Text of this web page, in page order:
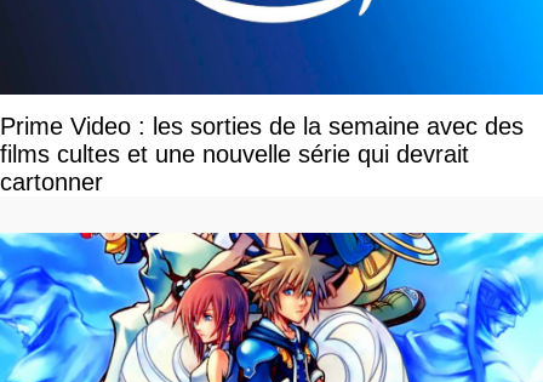
Prime Video : les sorties de la semaine avec des
films cultes et une nouvelle série qui devrait
cartonner